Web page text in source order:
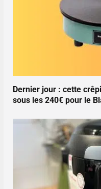
Dernier jour : cette
sous les 240€ pour le